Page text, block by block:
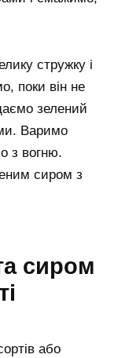
стружку і
поки він не
зелений
Варимо
з вогню.
сиром з
сиром
або